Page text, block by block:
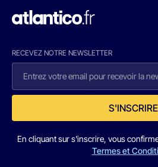
RECEVEZ NOTRE NEWSLETTER
S'INSCRIRE
En cliquant sur s'inscrire, vous
Termes et